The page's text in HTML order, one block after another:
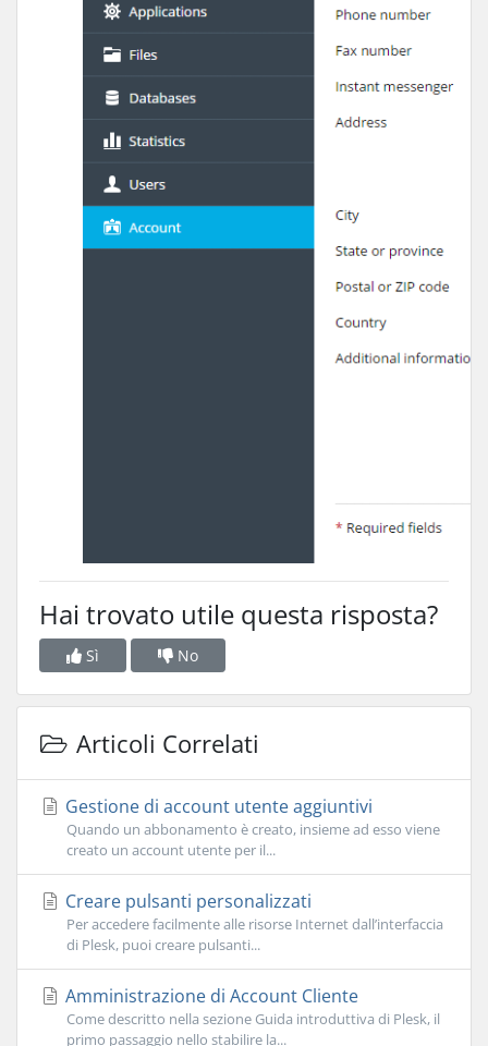
Hai trovato utile questa risposta?
Sì No
Articoli Correlati
Gestione di account utente aggiuntivi
Quando un abbonamento è creato, insieme ad esso viene
creato un account utente per il...
Creare pulsanti personalizzati
Per accedere facilmente alle risorse Internet dall’interfaccia
di Plesk, puoi creare pulsanti...
Amministrazione di Account Cliente
Come descritto nella sezione Guida introduttiva di Plesk, il
primo passaggio nello stabilire la...